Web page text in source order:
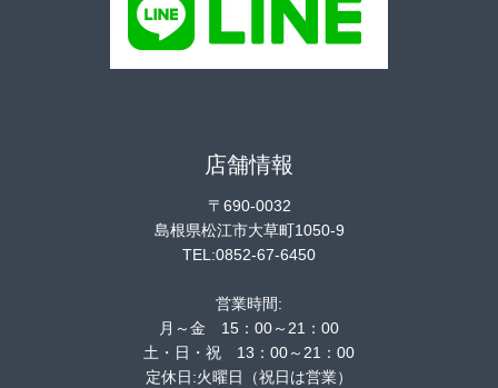
店舗情報
〒690-0032
島根県松江市大草町1050-9
TEL:0852-67-6450
営業時間:
月～金 15：00～21：00
土・日・祝 13：00～21：00
定休日:火曜日（祝日は営業）